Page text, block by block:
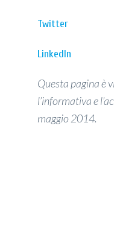
Twitter
LinkedIn
Questa pagina è
l’informativa e
maggio 2014.